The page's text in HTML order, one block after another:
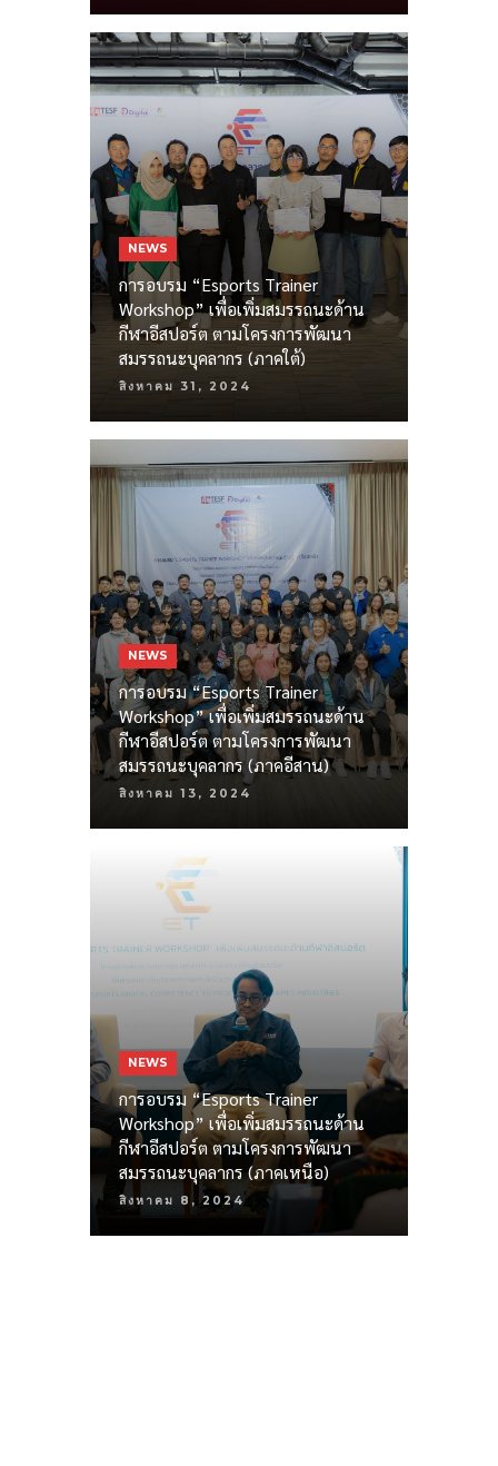
NEWS
การอบรม “Esports Trainer
Workshop” เพื่อเพิ่มสมรรถนะด้าน
กีฬาอีสปอร์ต ตามโครงการพัฒนา
สมรรถนะบุคลากร (ภาคใต้)
สิงหาคม 31, 2024
NEWS
การอบรม “Esports Trainer
Workshop” เพื่อเพิ่มสมรรถนะด้าน
กีฬาอีสปอร์ต ตามโครงการพัฒนา
สมรรถนะบุคลากร (ภาคอีสาน)
สิงหาคม 13, 2024
NEWS
การอบรม “Esports Trainer
Workshop” เพื่อเพิ่มสมรรถนะด้าน
กีฬาอีสปอร์ต ตามโครงการพัฒนา
สมรรถนะบุคลากร (ภาคเหนือ)
สิงหาคม 8, 2024